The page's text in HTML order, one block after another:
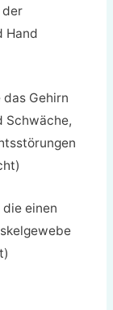
der
Hand
Gehirn
Schwäche,
einen